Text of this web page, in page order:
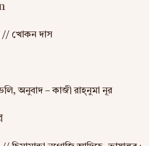
// খোকন দাস
অনুবাদ – কাজী রাহ্‌নুমা নূর